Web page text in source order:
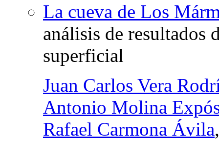
La cueva de Los
análisis de resultados
superficial
Juan Carlos Vera
Antonio Molina
Rafael Carmona Ávila